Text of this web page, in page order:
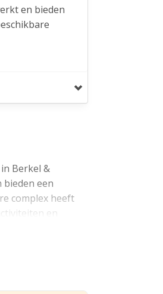
en bieden
openbaar
is
Berkel &
een
complex heeft
en
in de